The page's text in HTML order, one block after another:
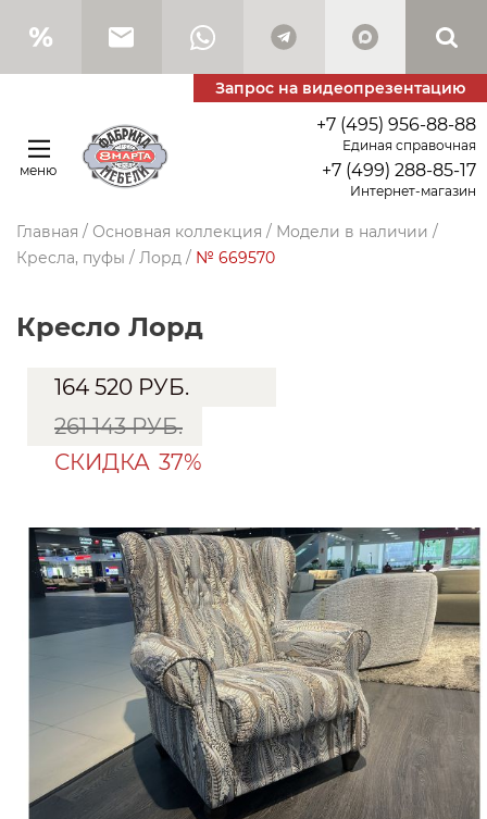
Запрос на видеопрезентацию
меню
+7 (495) 956-88-88
Единая справочная
+7 (499) 288-85-17
Интернет-магазин
Главная / Основная коллекция / Модели в наличии /
Кресла, пуфы / Лорд / № 669570
Кресло Лорд
164 520 РУБ.
261 143 РУБ.
СКИДКА 37%